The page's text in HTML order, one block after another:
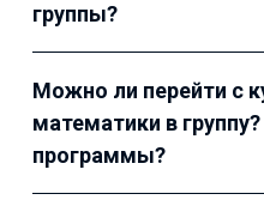
группы?
Можно ли перейти с
математики в
программы?